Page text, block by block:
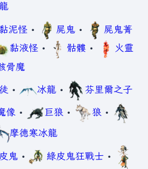
泥怪 • 屍鬼 •
屍鬼菁
黏液怪 • 骷髏 •
火靈
骨魔
• 冰龍 • 芬里爾之子
像 • 巨狼 • 狼 •
摩德寒冰龍
鬼 • 綠皮鬼狂戰士 •